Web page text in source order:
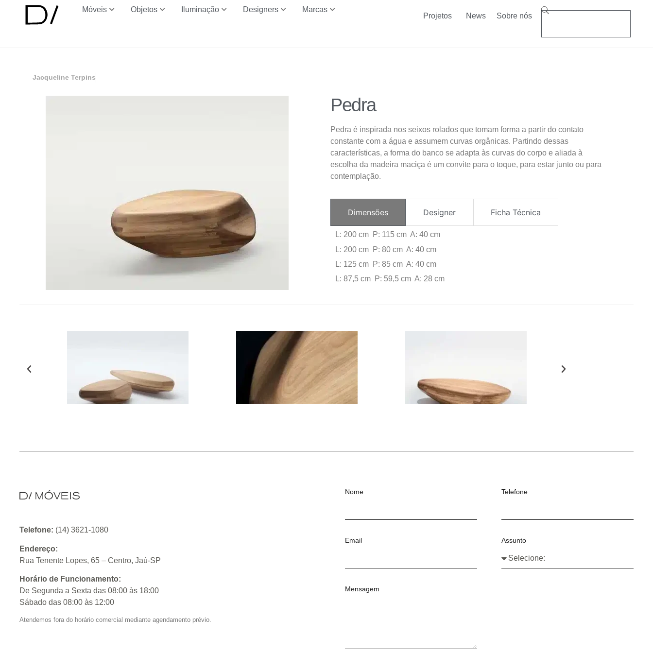
Móveis Objetos Iluminação Designers Marcas
Projetos News Sobre nós
Jacqueline Terpins
Pedra
Pedra é inspirada nos seixos rolados que tomam forma a partir do contato
constante com a água e assumem curvas orgânicas. Partindo dessas
características, a forma do banco se adapta às curvas do corpo e aliada à
escolha da madeira maciça é um convite para o toque, para estar junto ou para
contemplação.
Dimensões Designer Ficha Técnica
L: 200 cm P: 115 cm A: 40 cm
L: 200 cm P: 80 cm A: 40 cm
L: 125 cm P: 85 cm A: 40 cm
L: 87,5 cm P: 59,5 cm A: 28 cm
Telefone: (14) 3621-1080
Endereço:
Rua Tenente Lopes, 65 – Centro, Jaú-SP
Horário de Funcionamento:
De Segunda a Sexta das 08:00 às 18:00
Sábado das 08:00 às 12:00
Atendemos fora do horário comercial mediante agendamento prévio.
Nome Telefone
Email Assunto
Mensagem